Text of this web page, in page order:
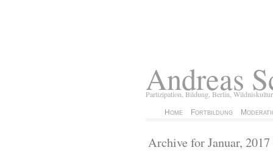
Andreas
Partizipation, Bildung, Berlin, Wildniskultur
Home Fortbildung
Archive for Januar, 2017